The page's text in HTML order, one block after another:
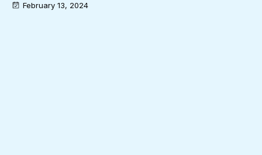
February 13, 2024